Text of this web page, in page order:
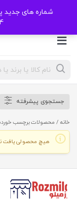
Products
search
جستجوی پیشرفته
خانه / محصولات برچسب خورده
هیچ محصولی یافت